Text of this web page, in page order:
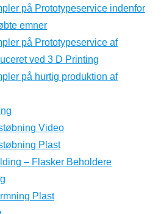
på Prototypeservice indenfor
emner
på Prototypeservice af
ved 3 D Printing
på hurtig produktion af
Video
Plast
– Flasker Beholdere
Plast